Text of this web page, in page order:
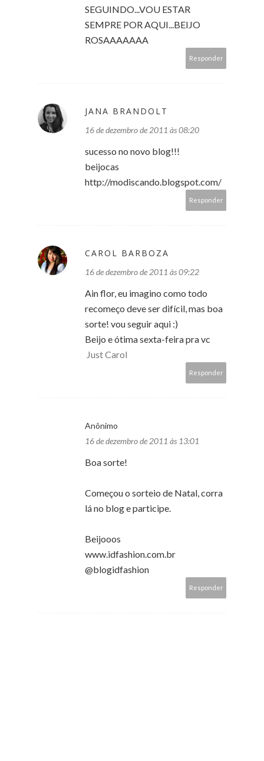
SEGUINDO...VOU ESTAR
SEMPRE POR AQUI...BEIJO
ROSAAAAAAA
Responder
JANA BRANDOLT
16 de dezembro de 2011 às 08:20
sucesso no novo blog!!!
beijocas
http://modiscando.blogspot.com/
Responder
CAROL BARBOZA
16 de dezembro de 2011 às 09:22
Ain flor, eu imagino como todo
recomeço deve ser difícil, mas boa
sorte! vou seguir aqui :)
Beijo e ótima sexta-feira pra vc
Just Carol
Responder
Anônimo
16 de dezembro de 2011 às 13:01
Boa sorte!
Começou o sorteio de Natal, corra
lá no blog e participe.
Beijooos
www.idfashion.com.br
@blogidfashion
Responder